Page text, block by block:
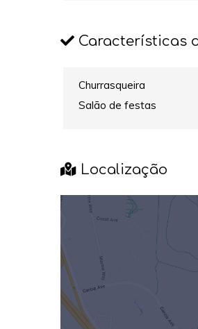
Características
Churrasqueira
Salão de festas
Localização